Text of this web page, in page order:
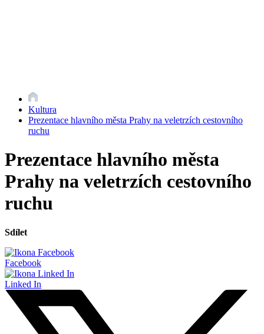
Kultura
Prezentace hlavního města Prahy na veletrzích cestovního
ruchu
Prezentace hlavního města
Prahy na veletrzích cestovního
ruchu
Sdílet
Facebook
Linked In